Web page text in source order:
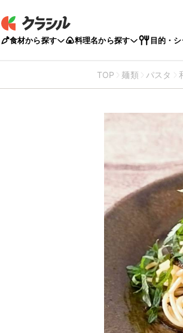
食材から探す 料理名から探す 目的・
TOP 麺類 パスタ